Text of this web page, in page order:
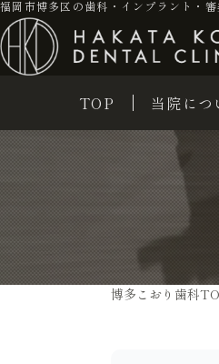
福岡市博多区の歯科・インプラント・
TOP 当院につ
博多こおり歯科